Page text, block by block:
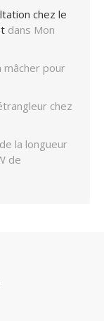
chez le
dans Mon
mâcher pour
chez
la longueur
de